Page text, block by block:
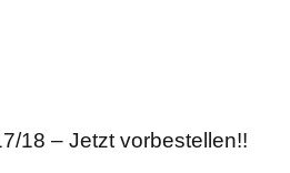
18 – Jetzt vorbestellen!!